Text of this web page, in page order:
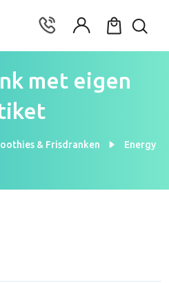
met eigen
& Frisdranken Energy